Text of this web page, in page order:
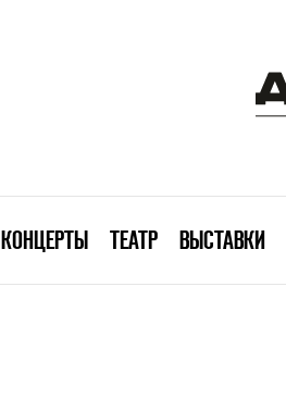
КОНЦЕРТЫ ТЕАТР ВЫСТАВКИ